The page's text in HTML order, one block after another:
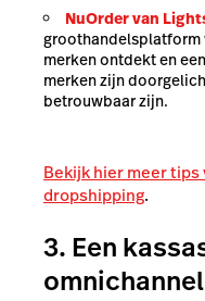
NuOrder van
groothandelsplatform
merken ontdekt en
merken zijn
betrouwbaar zijn.
Bekijk hier meer
dropshipping.
3. Een